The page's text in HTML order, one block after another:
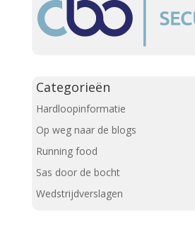
Categorieën
Hardloopinformatie
Op weg naar de blogs
Running food
Sas door de bocht
Wedstrijdverslagen